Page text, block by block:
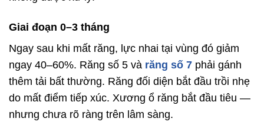
Giai đoạn 0–3 tháng
Ngay sau khi mất răng, lực nhai tại vùng đó giảm
ngay 40–60%. Răng số 5 và răng số 7 phải gánh
thêm tải bất thường. Răng đối diện bắt đầu trồi nhẹ
do mất điểm tiếp xúc. Xương ổ răng bắt đầu tiêu —
nhưng chưa rõ ràng trên lâm sàng.